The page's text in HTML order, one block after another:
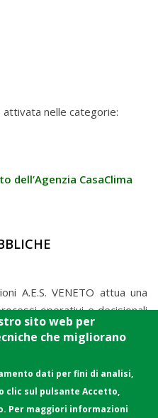
nelle categorie:
dell’Agenzia CasaClima
A.E.S. VENETO attua una
operativi e decisionali
ai procedimenti
Pubblici con l’Agenzia
sito web per
che migliorano
dati per fini di analisi,
clic sul pulsante Accetto,
Per maggiori informazioni